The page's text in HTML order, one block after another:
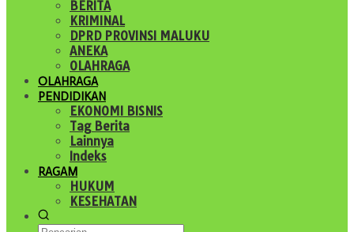
BERITA
KRIMINAL
DPRD PROVINSI MALUKU
ANEKA
OLAHRAGA
OLAHRAGA
PENDIDIKAN
EKONOMI BISNIS
Tag Berita
Lainnya
Indeks
RAGAM
HUKUM
KESEHATAN